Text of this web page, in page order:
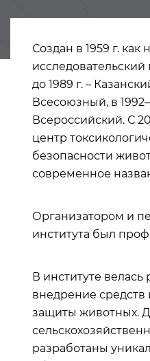
Создан в 1959 г. как
до 1989 г. –
Всесоюзный, в
Всероссийский. С
центр
безопасности
современное
Организатором и
института был
В институте велась
внедрение
защиты животных.
разработаны